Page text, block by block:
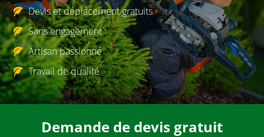
Devis et déplacement gratuits
Sans engagement
Artisan passionné
Travail de qualité
Demande de devis gratuit